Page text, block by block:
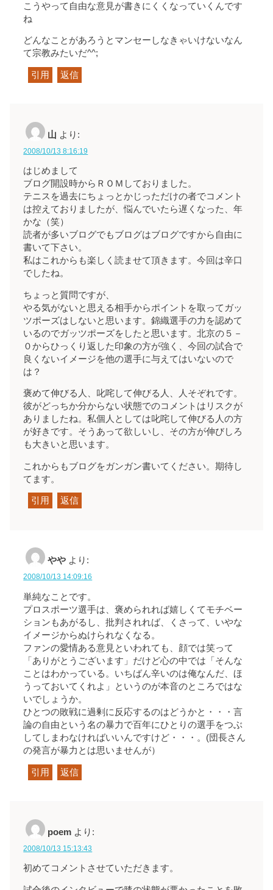
こうやって自由な意見が書きにくくなっていくんです
ね
どんなことがあろうとマンセーしなきゃいけないなん
て宗教みたいだ^^;
引用 返信
山 より:
2008/10/13 8:16:19
はじめまして
ブログ開設時からＲＯＭしておりました。
テニスを過去にちょっとかじっただけの者でコメント
は控えておりましたが、悩んでいたら遅くなった、年
かな（笑）
読者が多いブログでもブログはブログですから自由に
書いて下さい。
私はこれからも楽しく読ませて頂きます。今回は辛口
でしたね。
ちょっと質問ですが、
やる気がないと思える相手からポイントを取ってガッ
ツポーズはしないと思います。錦織選手の力を認めて
いるのでガッツポーズをしたと思います。北京の５－
０からひっくり返した印象の方が強く、今回の試合で
良くないイメージを他の選手に与えてはいないので
は？
褒めて伸びる人、叱咤して伸びる人、人そぞれです。
彼がどっちか分からない状態でのコメントはリスクが
ありましたね。私個人としては叱咤して伸びる人の方
が好きです。そうあって欲しいし、その方が伸びしろ
も大きいと思います。
これからもブログをガンガン書いてください。期待し
てます。
引用 返信
やや より:
2008/10/13 14:09:16
単純なことです。
プロスポーツ選手は、褒められれば嬉しくてモチベー
ションもあがるし、批判されれば、くさって、いやな
イメージからぬけられなくなる。
ファンの愛情ある意見といわれても、顔では笑って
「ありがとうございます」だけど心の中では「そんな
ことはわかっている。いちばん辛いのは俺なんだ、ほ
うっておいてくれよ」というのが本音のところではな
いでしょうか。
ひとつの敗戦に過剰に反応するのはどうかと・・・言
論の自由という名の暴力で百年にひとりの選手をつぶ
してしまわなければいいんですけど・・・。(団長さん
の発言が暴力とは思いませんが）
引用 返信
poem より:
2008/10/13 15:13:43
初めてコメントさせていただきます。